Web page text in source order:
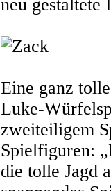
neu gestaltete
Eine ganz
Luke-
zweiteiligem
Spielfiguren:
die tolle Jagd